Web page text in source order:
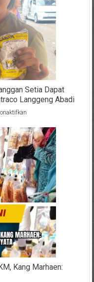
Ponpes
Al
Khoziny
yang
Masih
Menunggu
Kepastian
Setia Dapat
Langgeng Abadi
pada
Konsumsi
Cap
Ketjak:
Pelanggan
Setia
Dapat
Hadiah
Emas
Murni
dari
PT
Sumatraco
Langgeng
Abadi
Kang Marhaen: